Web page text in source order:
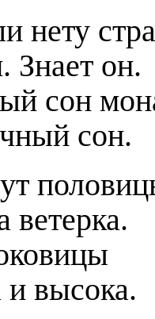
нету
Знает он.
сон
сон.
ветерка.
и высока.